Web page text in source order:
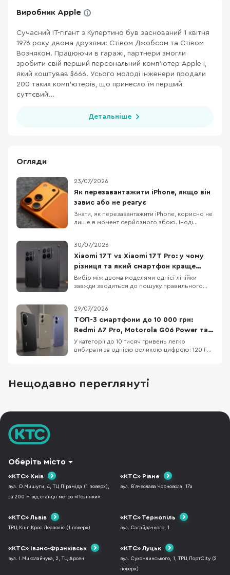
Виробник Apple
Сучасний ІТ-гігант з Купертино був заснований 1 квітня
1976 року двома друзями: Стівом Джобсом та Стівом
Возняком. Працюючи в гаражі, партнери змогли
зробити свій перший персональний комп’ютер Apple I,
який коштував $666. Усього молоді інженери продали
200 таких комп’ютерів, що принесло їм перший
суттєвий...
Детальніше
Огляди
23/07/2026
Як перезавантажити iPhone, якщо він
завис або не реагує
Знати, як перезавантажити iPhone, корисно не
лише в момент серйозного збою. Іноді
підвисання, зупинити застосунок, який
некоректно працює або повернути системі
нормальну роботу. Apple прямо рекомендує
починати саме з такого
30/07/2026
Xiaomi 17T vs Xiaomi 17T Pro: у чому
різниця та який смартфон краще
обрати
Вибір між двома моделями однієї лінійки
завжди зводиться до пошуку правильного
Xiaomi 17T Pro демонструє два зовсім різні
підходи до ергономіки та пікових
можливостей, хоча візуально ці пристрої
поділяють спільну ф
29/07/2026
ТОП-3 смартфони до 10 000 грн:
Redmi A7 Pro, Motorola G06 Power та
OPPO A6x
У категорії до 10 тисяч гривень легко
вибирати за однією великою цифрою: 120 Гц,
Гц не роблять HD+ екран чітким, а віртуальна
RAM не замінює фізичну. Порівняємо три
Нещодавно переглянуті
Оберіть місто
«КТС» Київ
вул. О.Мишуги, 4, ТЦ Піраміда (1 поверх),
за 200 м від станції метро «Позняки».
«КТС» Рівне
вул. В`ячеслава Чорновола, 17а
«КТС» Львів
ТРЦ Кінг Крос Леополіс (1 поверх)
«КТС» Тернопіль
вул. Сагайдачного, 1
«КТС» Івано-Франківськ
вул. І.Миколайчука, 2, ТЦ Арсен
«КТС» Луцьк
вул. Сухомлинського, 1, ТРЦ ПортCity (2
поверх)